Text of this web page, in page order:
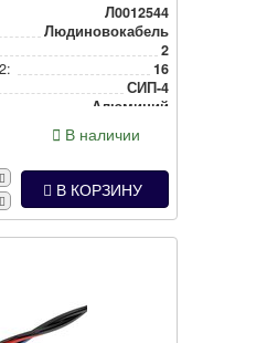
Л0012544
Людиновокабель
2
16
СИП-4
Алюминий
В наличии
В КОРЗИНУ